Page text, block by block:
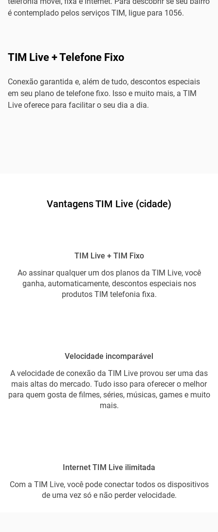
é contemplado pelos serviços TIM, ligue para 1056.
TIM Live + Telefone Fixo
Conexão garantida e, além de tudo, descontos especiais
em seu plano de telefone fixo. Isso e muito mais, a TIM
Live oferece para facilitar o seu dia a dia.
Vantagens TIM Live (cidade)
TIM Live + TIM Fixo
Ao assinar qualquer um dos planos da TIM Live, você
ganha, automaticamente, descontos especiais nos
produtos TIM telefonia fixa.
Velocidade incomparável
A velocidade de conexão da TIM Live provou ser uma das
mais altas do mercado. Tudo isso para oferecer o melhor
para quem gosta de filmes, séries, músicas, games e muito
mais.
Internet TIM Live ilimitada
Com a TIM Live, você pode conectar todos os dispositivos
de uma vez só e não perder velocidade.